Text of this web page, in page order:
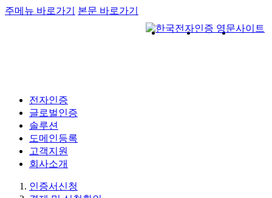
주메뉴 바로가기 본문 바로가기
전자인증
글로벌인증
솔루션
도메인등록
고객지원
회사소개
인증서신청